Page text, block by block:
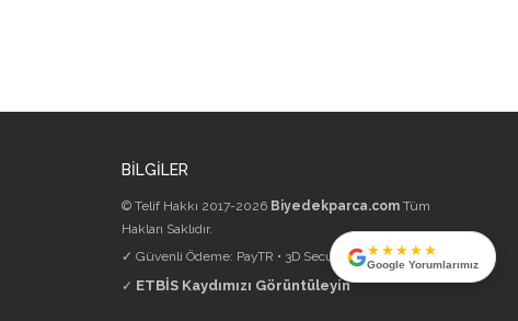
BİLGİLER
© Telif Hakkı 2017-2026 Biyedekparca.com Tüm
Hakları Saklıdır.
✓ Güvenli Ödeme: PayTR • 3D Secure • 256-bit SSL
✓ ETBİS Kaydımızı Görüntüleyin
★★★★★
Google Yorumlarımız